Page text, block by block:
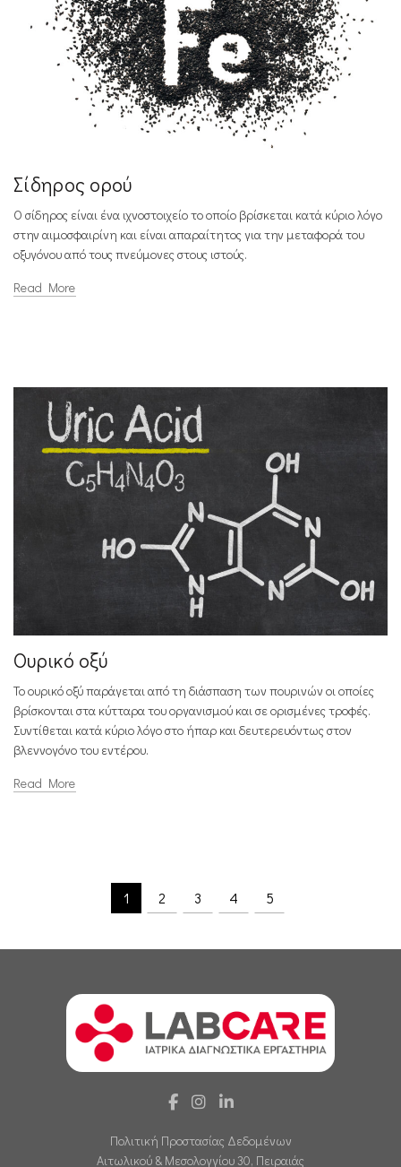
Σίδηρος ορού
Ο σίδηρος είναι ένα ιχνοστοιχείο το οποίο βρίσκεται κατά κύριο λόγο
στην αιμοσφαιρίνη και είναι απαραίτητος για την μεταφορά του
οξυγόνου από τους πνεύμονες στους ιστούς.
Read More
Ουρικό οξύ
Το ουρικό οξύ παράγεται από τη διάσπαση των πουρινών οι οποίες
βρίσκονται στα κύτταρα του οργανισμού και σε ορισμένες τροφές.
Συντίθεται κατά κύριο λόγο στο ήπαρ και δευτερευόντως στον
βλεννογόνο του εντέρου.
Read More
1 2 3 4 5
Πολιτική Προστασίας Δεδομένων
Αιτωλικού & Μεσολογγίου 30, Πειραιάς